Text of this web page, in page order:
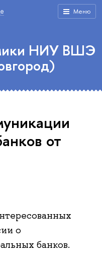
Меню
НИУ ВШЭ
от
о
банков.